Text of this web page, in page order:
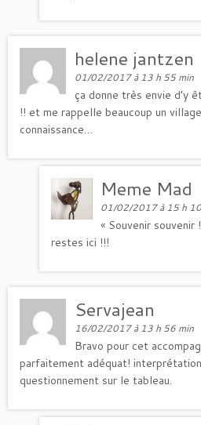
helene jantzen
01/02/2017 à 13 h 55 min
ça donne très envie d’y
!! et me rappelle beaucoup un
connaissance…
Meme Mad
01/02/2017 à 15 h
« Souvenir
restes ici !!!
Servajean
16/02/2017 à 13 h 56 min
Bravo pour cet
parfaitement adéquat!
questionnement sur le tableau.